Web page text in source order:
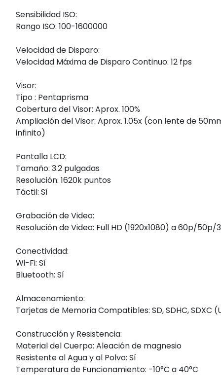
Sensibilidad ISO:
Rango ISO: 100-1600000
Velocidad de Disparo:
Velocidad Máxima de Disparo Continuo: 12 fps
Visor:
Tipo : Pentaprisma
Cobertura del Visor: Aprox. 100%
Ampliación del Visor: Aprox. 1.05x (con lente de
infinito)
Pantalla LCD:
Tamaño: 3.2 pulgadas
Resolución: 1620k puntos
Táctil: Sí
Grabación de Video:
Resolución de Video: Full HD (1920x1080) a 60p/
Conectividad:
Wi-Fi: Sí
Bluetooth: Sí
Almacenamiento:
Tarjetas de Memoria Compatibles: SD, SDHC, SDXC
Construcción y Resistencia:
Material del Cuerpo: Aleación de magnesio
Resistente al Agua y al Polvo: Sí
Temperatura de Funcionamiento: -10°C a 40°C